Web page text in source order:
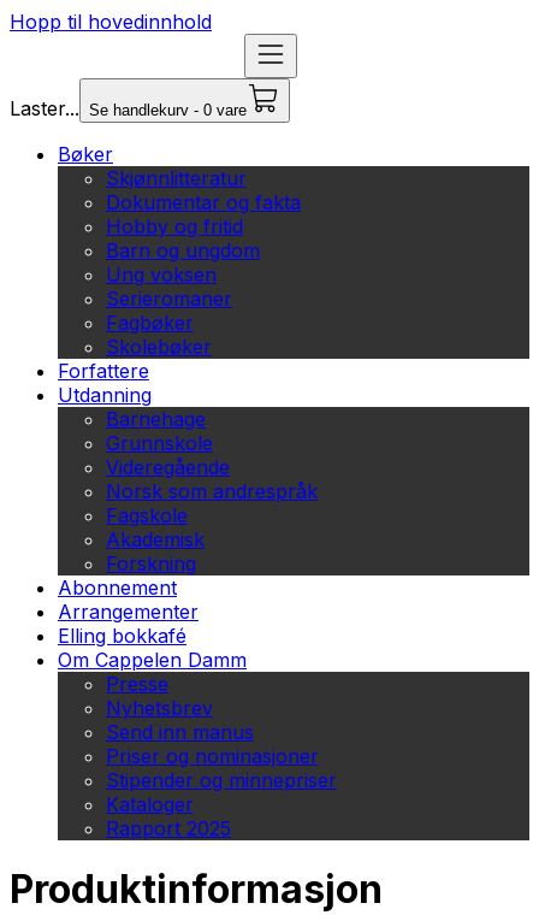
Hopp til hovedinnhold
Laster... Se handlekurv - 0 vare
Bøker
Skjønnlitteratur
Dokumentar og fakta
Hobby og fritid
Barn og ungdom
Ung voksen
Serieromaner
Fagbøker
Skolebøker
Forfattere
Utdanning
Barnehage
Grunnskole
Videregående
Norsk som andrespråk
Fagskole
Akademisk
Forskning
Abonnement
Arrangementer
Elling bokkafé
Om Cappelen Damm
Presse
Nyhetsbrev
Send inn manus
Priser og nominasjoner
Stipender og minnepriser
Kataloger
Rapport 2025
Produktinformasjon